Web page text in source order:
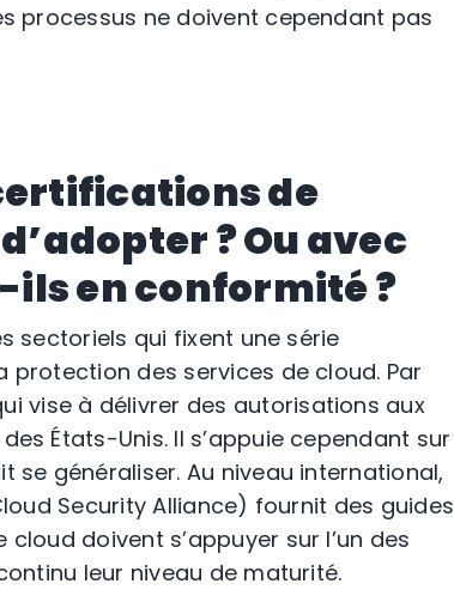
processus ne doivent cependant pas
de
? Ou avec
ils en conformité ?
sectoriels qui fixent une série
protection des services de cloud. Par
vise à délivrer des autorisations aux
États-Unis. Il s’appuie cependant sur
se généraliser. Au niveau international,
Security Alliance) fournit des guides
doivent s’appuyer sur l’un des
leur niveau de maturité.